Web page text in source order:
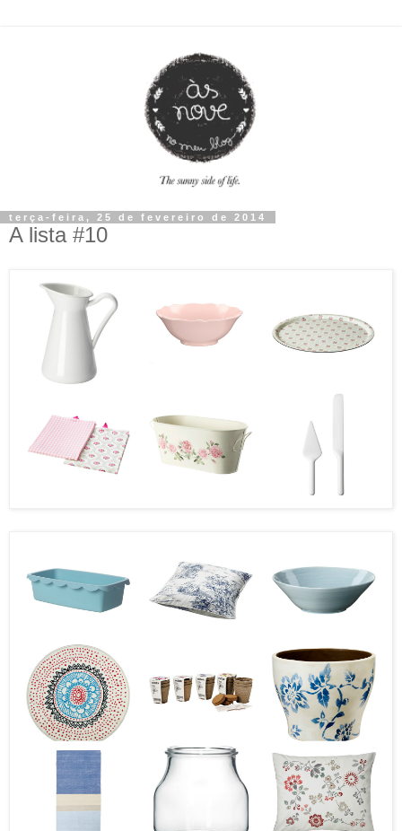
terça-feira, 25 de fevereiro de 2014
A lista #10